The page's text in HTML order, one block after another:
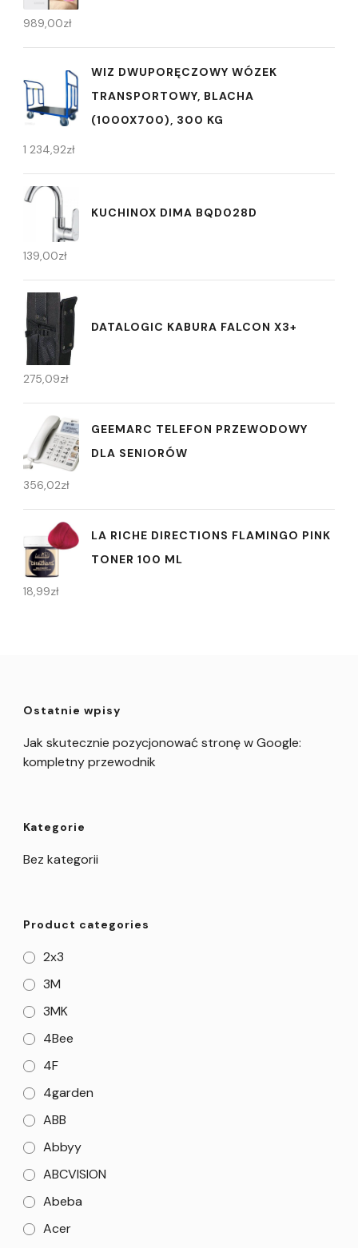
989,00zł
WIZ DWUPORĘCZOWY WÓZEK
TRANSPORTOWY, BLACHA
(1000X700), 300 KG
1 234,92zł
KUCHINOX DIMA BQD028D
139,00zł
DATALOGIC KABURA FALCON X3+
275,09zł
GEEMARC TELEFON PRZEWODOWY
DLA SENIORÓW
356,02zł
LA RICHE DIRECTIONS FLAMINGO PINK
TONER 100 ML
18,99zł
Ostatnie wpisy
Jak skutecznie pozycjonować stronę w Google:
kompletny przewodnik
Kategorie
Bez kategorii
Product categories
2x3
3M
3MK
4Bee
4F
4garden
ABB
Abbyy
ABCVISION
Abeba
Acer